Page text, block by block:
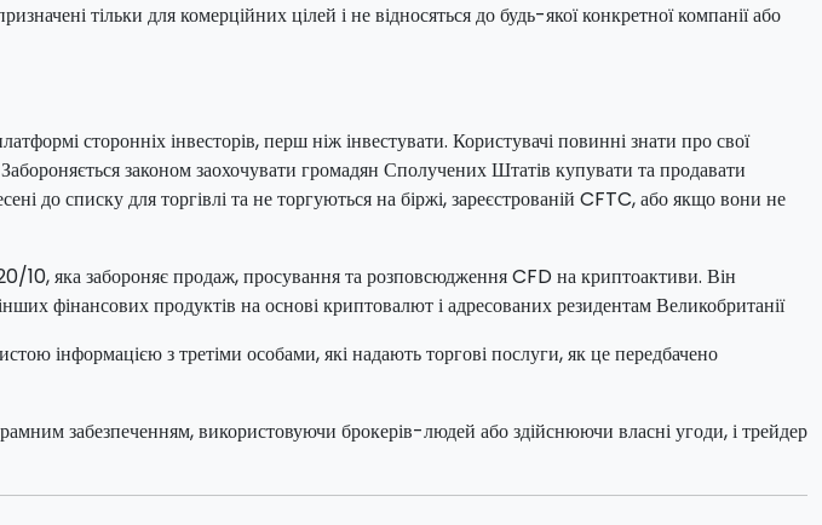
тільки для комерційних цілей і не відносяться до будь-якої конкретної компанії або
сторонніх інвесторів, перш ніж інвестувати. Користувачі повинні знати про свої
законом заохочувати громадян Сполучених Штатів купувати та продавати
до списку для торгівлі та не торгуються на біржі, зареєстрованій CFTC, або якщо вони не
10, яка забороняє продаж, просування та розповсюдження CFD на криптоактиви. Він
фінансових продуктів на основі криптовалют і адресованих резидентам Великобританії
інформацією з третіми особами, які надають торгові послуги, як це передбачено
забезпеченням, використовуючи брокерів-людей або здійснюючи власні угоди, і трейдер